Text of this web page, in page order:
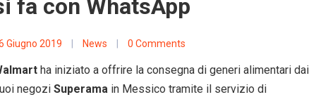
fa con WhatsApp
Giugno 2019 News 0 Comments
ha iniziato a offrire la consegna di generi alimentari dai
negozi Superama in Messico tramite il servizio di